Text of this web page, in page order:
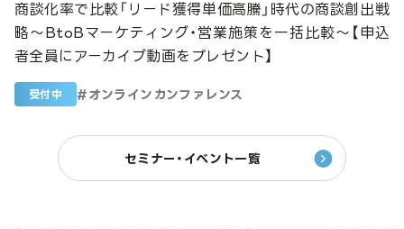
商談化率で比較「リード獲得単価高騰」時代の商談創出戦
略～BtoBマーケティング・営業施策を一括比較～【申込
者全員にアーカイブ動画をプレゼント】
受付中 # オンラインカンファレンス
セミナー・イベント一覧